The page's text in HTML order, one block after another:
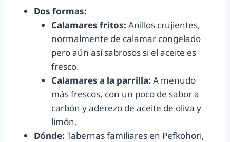
Dos formas:
Calamares fritos: Anillos crujientes,
normalmente de calamar congelado
pero aún así sabrosos si el aceite es
fresco.
Calamares a la parrilla: A menudo
más frescos, con un poco de sabor a
carbón y aderezo de aceite de oliva y
limón.
Dónde: Tabernas familiares en Pefkohori,